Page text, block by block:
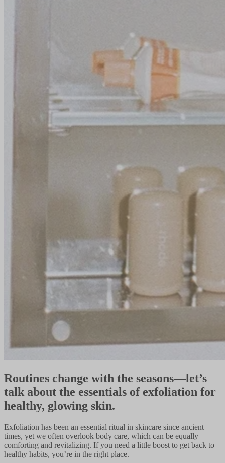
Routines change with the seasons—let’s
talk about the essentials of exfoliation for
healthy, glowing skin.​​​​‌ ‍ ​‍​‍‌‍ ‌ ​‍‌‍‍‌‌‍‌ ‌‍‍‌‌‍ ‍​‍​‍​ ‍‍​‍​‍‌ ​ ‌‍​‌‌‍ ‍‌‍‍‌‌ ‌​‌ ‍‌​‍ ‍‌‍‍‌‌‍ ​‍​‍​‍ ​​‍​‍‌‍‍​‌ ​‍‌‍‌‌‌‍‌‍​‍​‍​ ‍‍​‍​‍‌‍‍​‌ ‌​‌ ‌​‌ ​​‌ ​ ​ ‍‍​‍ ​‍ ‌‍‌ ‌‍‌‌‌‍ ​‌‍​ ‌‍​‌‌ ​‍‌‍‌‌​‍ ‍‌ ​ ‌‍​‌‌‍ ‍‌‍‍‌‌ ‌​‌ ‍‌​‍ ‍‌ ​ ‌ ‌​‌ ‌‌‌‍‌​‌‍‍‌‌‍ ​‍ ‌‍‍‌‌‍ ‍‌ ‌​‌‍‌‌‌‍ ‍‌ ‌​​‍ ‌‍‌‌‌‍‌​‌‍‍‌‌ ‌​​‍ ‌‍ ‌‌‍ ‌‍‌​‌‍‌‌​ ‌‌ ​​‌ ​‍‌‍‌‌‌ ​ ‌‍‌‌‌‍ ‍‌ ‌​‌‍​‌‌ ‌​‌‍‍‌‌‍ ‌‍ ‍​ ‍ ‌‍‍‌‌‍‌​​ ‌‌‍‌‌​ ​‍‌‍‌‌​ ‌‍‌‍‌‌​ ‌‍​ ‍​​ ‍‌​‍ ‌​ ‍​‌‍​ ​ ​ ‌‍‌​​‍ ‌​ ‌​‌‍‌‍​ ‌‌‌‍​ ​‍ ‌‌‍​‍​ ​​‌‍​ ​ ​‍​‍ ‌‌‍​ ​ ‌‍​ ‌‍​ ‌‌​ ‍​​ ​‍​ ‍‌‌‍​‌​ ​‌​ ‌‌‌‍​‌​ ‌ ​ ‍ ‌ ‌​‌ ‍‌‌ ​​‌‍‌‌​ ‌‌‍​‌‌ ​‍‌ ‌​‌‍‍‌‌‍​ ‌‍ ​‌‍‌‌​ ‍ ‌ ​​‌‍​‌‌ ‌​‌‍‍​​ ‌‌‍​‍‌‍ ‌‍‌​‌ ‍‌​‍‌‌​ ‌‌‌​​‍‌‌ ‌‍‍ ‌‍‌‌‌ ‍‌​‍‌‌​ ​ ‌​‌​​‍‌‌​ ​ ‌​‌​​‍‌‌​ ​‍​ ​‍​ ​ ‌‍​‍​ ‍​​ ‌‌​ ‍​​ ‌‌​ ‌​‌‍​‌​ ​‌​ ​‍‌‍​ ‌‍​ ​‍‌‌​ ​‍​ ​‍​‍‌‌​ ‌‌‌​‌​​‍ ‍‌‍​ ‌‍‍​‌‍‍‌‌‍ ​‌‍‌​‌ ​‍‌‍‌‌‌‍ ‍​‍‌‌​ ‌‌‌​​‍‌‌ ‌‍‍ ‌‍‌‌‌ ‍‌​‍‌‌​ ​ ‌​‌​​‍‌‌​ ​ ‌​‌​​‍‌‌​ ​‍​ ​‍​ ‌​​ ​‌‌‍​‌‌‍​‍​ ‍‌​ ‌​​ ‌​​ ‍​​ ​ ​ ‌‍‌‍​ ​ ‌​​‍‌‌​ ​‍​ ​‍​‍‌‌​ ‌‌‌​‌​​‍ ‍‌ ‌​‌‍‌‌‌ ‍​‌ ‌​​ ‌‍​‍‌‍​‌‌ ​ ‌‍‌‌‌‌‌‌‌ ​‍‌‍ ​​ ‌‌‍‍​‌ ‌​‌ ‌​‌ ​​‌ ​ ​‍‌‌​ ​ ‌​​‌​‍‌‌​ ​‍‌​‌‍​‍‌‌​ ​‍‌​‌‍‌‍‌ ‌‍‌‌‌‍ ​‌‍​ ‌‍​‌‌ ​‍‌‍‌‌​‍ ‍‌ ​ ‌‍​‌‌‍ ‍‌‍‍‌‌ ‌​‌ ‍‌​‍ ‍‌ ​ ‌ ‌​‌ ‌‌‌‍‌​‌‍‍‌‌‍ ​‍‌‍‌‍‍‌‌‍‌​​ ‌‌‍‌‌​ ​‍‌‍‌‌​ ‌‍‌‍‌‌​ ‌‍​ ‍​​ ‍‌​‍ ‌​ ‍​‌‍​ ​ ​ ‌‍‌​​‍ ‌​ ‌​‌‍‌‍​ ‌‌‌‍​ ​‍ ‌‌‍​‍​ ​​‌‍​ ​ ​‍​‍ ‌‌‍​ ​ ‌‍​ ‌‍​ ‌‌​ ‍​​ ​‍​ ‍‌‌‍​‌​ ​‌​ ‌‌‌‍​‌​ ‌ ​‍‌‍‌ ‌​‌ ‍‌‌ ​​‌‍‌‌​ ‌‌‍​‌‌ ​‍‌ ‌​‌‍‍‌‌‍​ ‌‍ ​‌‍‌‌​‍‌‍‌ ​​‌‍​‌‌ ‌​‌‍‍​​ ‌‌‍​‍‌‍ ‌‍‌​‌ ‍‌​‍‌‌​ ‌‌‌​​‍‌‌ ‌‍‍ ‌‍‌‌‌ ‍‌​‍‌‌​ ​ ‌​‌​​‍‌‌​ ​ ‌​‌​​‍‌‌​ ​‍​ ​‍​ ​ ‌‍​‍​ ‍​​ ‌‌​ ‍​​ ‌‌​ ‌​‌‍​‌​ ​‌​ ​‍‌‍​ ‌‍​ ​‍‌‌​ ​‍​ ​‍​‍‌‌​ ‌‌‌​‌​​‍ ‍‌‍​ ‌‍‍​‌‍‍‌‌‍ ​‌‍‌​‌ ​‍‌‍‌‌‌‍ ‍​‍‌‌​ ‌‌‌​​‍‌‌ ‌‍‍ ‌‍‌‌‌ ‍‌​‍‌‌​ ​ ‌​‌​​‍‌‌​ ​ ‌​‌​​‍‌‌​ ​‍​ ​‍​ ‌​​ ​‌‌‍​‌‌‍​‍​ ‍‌​ ‌​​ ‌​​ ‍​​ ​ ​ ‌‍‌‍​ ​ ‌​​‍‌‌​ ​‍​ ​‍​‍‌‌​ ‌‌‌​‌​​‍ ‍‌ ‌​‌‍‌‌‌ ‍​‌ ‌​​‍‌‍‌ ​​‌‍‌‌‌ ​‍‌ ​ ‌ ​​‌‍‌‌‌‍​ ‌ ‌​‌‍‍‌‌ ‌‍‌‍‌‌​ ‌‌ ​​‌ ‌‌‌‍​‍‌‍ ​‌‍‍‌‌ ​ ‌‍‍​‌‍‌‌‌‍‌​​‍​‍‌ ‌
Exfoliation has been an essential ritual in skincare since ancient
times, yet we often overlook body care, which can be equally
comforting and revitalizing. If you need a little boost to get back to
healthy habits, you’re in the right place.